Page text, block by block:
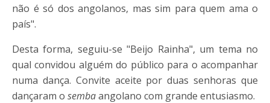
não é só dos angolanos, mas sim para quem ama o
país".
Desta forma, seguiu-se "Beijo Rainha", um tema no
qual convidou alguém do público para o acompanhar
numa dança. Convite aceite por duas senhoras que
dançaram o sembaangolano com grande entusiasmo.